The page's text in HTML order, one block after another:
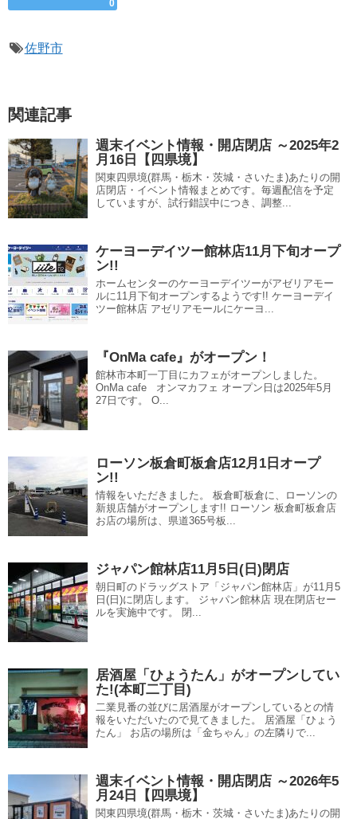
0
佐野市
関連記事
週末イベント情報・開店閉店 ～2025年2
月16日【四県境】
関東四県境(群馬・栃木・茨城・さいたま)あたりの開
店閉店・イベント情報まとめです。毎週配信を予定
していますが、試行錯誤中につき、調整...
ケーヨーデイツー館林店11月下旬オープ
ン!!
ホームセンターのケーヨーデイツーがアゼリアモー
ルに11月下旬オープンするようです!! ケーヨーデイ
ツー館林店 アゼリアモールにケーヨ...
『OnMa cafe』がオープン！
館林市本町一丁目にカフェがオープンしました。
OnMa cafe オンマカフェ オープン日は2025年5月
27日です。 O...
ローソン板倉町板倉店12月1日オープ
ン!!
情報をいただきました。 板倉町板倉に、ローソンの
新規店舗がオープンします!! ローソン 板倉町板倉店
お店の場所は、県道365号板...
ジャパン館林店11月5日(日)閉店
朝日町のドラッグストア「ジャパン館林店」が11月5
日(日)に閉店します。 ジャパン館林店 現在閉店セー
ルを実施中です。 閉...
居酒屋「ひょうたん」がオープンしてい
た!(本町二丁目)
二業見番の並びに居酒屋がオープンしているとの情
報をいただいたので見てきました。 居酒屋「ひょう
たん」 お店の場所は「金ちゃん」の左隣りで...
週末イベント情報・開店閉店 ～2026年5
月24日【四県境】
関東四県境(群馬・栃木・茨城・さいたま)あたりの開